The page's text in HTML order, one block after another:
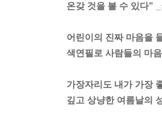
온갖 것을 볼 수 있다”
어린이의 진짜 마음을
색연필로 사람들의 마
가장자리도 내가 가장
깊고 상냥한 여름날의